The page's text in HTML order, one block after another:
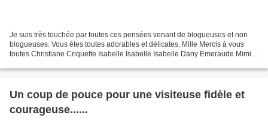
Je suis très touchée par toutes ces pensées venant de blogueuses et non
blogueuses. Vous êtes toutes adorables et délicates. Mille Mercis à vous
toutes Christiane Criquette Isabelle Isabelle Isabelle Dany Emeraude Mimi
Un coup de pouce pour une visiteuse fidèle et
courageuse......